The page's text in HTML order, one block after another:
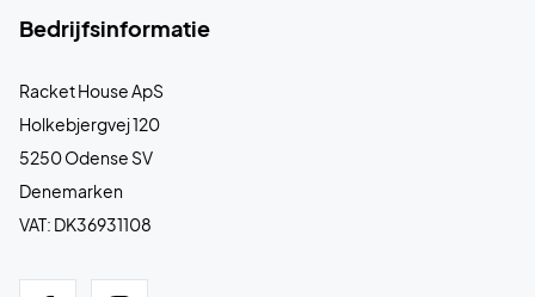
Bedrijfsinformatie
Racket House ApS
Holkebjergvej 120
5250 Odense SV
Denemarken
VAT: DK36931108